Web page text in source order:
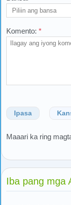
Komento: *
Ipasa
Maaari ka ring
Iba pang mga